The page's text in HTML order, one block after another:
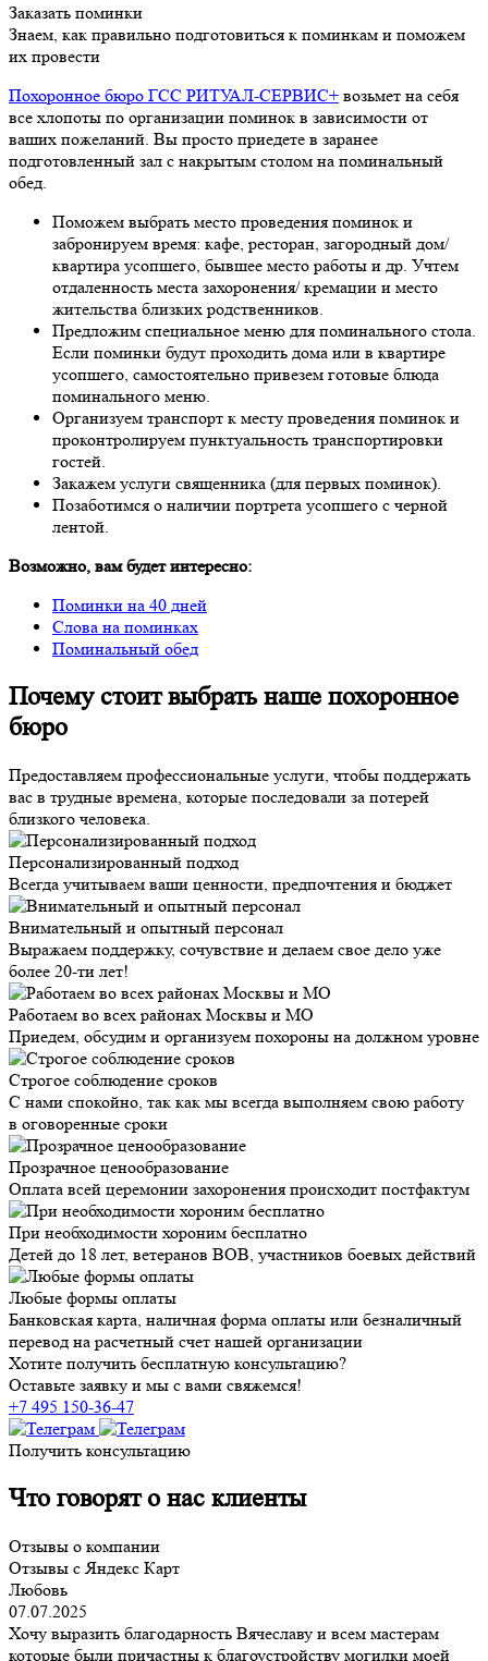
Заказать поминки
Знаем, как правильно подготовиться к поминкам и поможем
их провести
Похоронное бюро ГСС РИТУАЛ-СЕРВИС+ возьмет на себя
все хлопоты по организации поминок в зависимости от
ваших пожеланий. Вы просто приедете в заранее
подготовленный зал с накрытым столом на поминальный
обед.
Поможем выбрать место проведения поминок и
забронируем время: кафе, ресторан, загородный дом/
квартира усопшего, бывшее место работы и др. Учтем
отдаленность места захоронения/ кремации и место
жительства близких родственников.
Предложим специальное меню для поминального стола.
Если поминки будут проходить дома или в квартире
усопшего, самостоятельно привезем готовые блюда
поминального меню.
Организуем транспорт к месту проведения поминок и
проконтролируем пунктуальность транспортировки
гостей.
Закажем услуги священника (для первых поминок).
Позаботимся о наличии портрета усопшего с черной
лентой.
Возможно, вам будет интересно:
Поминки на 40 дней
Слова на поминках
Поминальный обед
Почему стоит выбрать наше похоронное
бюро
Предоставляем профессиональные услуги, чтобы поддержать
вас в трудные времена, которые последовали за потерей
близкого человека.
Персонализированный подход
Всегда учитываем ваши ценности, предпочтения и бюджет
Внимательный и опытный персонал
Выражаем поддержку, сочувствие и делаем свое дело уже
более 20-ти лет!
Работаем во всех районах Москвы и МО
Приедем, обсудим и организуем похороны на должном уровне
Строгое соблюдение сроков
С нами спокойно, так как мы всегда выполняем свою работу
в оговоренные сроки
Прозрачное ценообразование
Оплата всей церемонии захоронения происходит постфактум
При необходимости хороним бесплатно
Детей до 18 лет, ветеранов ВОВ, участников боевых действий
Любые формы оплаты
Банковская карта, наличная форма оплаты или безналичный
перевод на расчетный счет нашей организации
Хотите получить бесплатную консультацию?
Оставьте заявку и мы с вами свяжемся!
+7 495 150-36-47
Получить консультацию
Что говорят о нас клиенты
Отзывы о компании
Отзывы с Яндекс Карт
Любовь
07.07.2025
Хочу выразить благодарность Вячеславу и всем мастерам
которые были причастны к благоустройству могилки моей